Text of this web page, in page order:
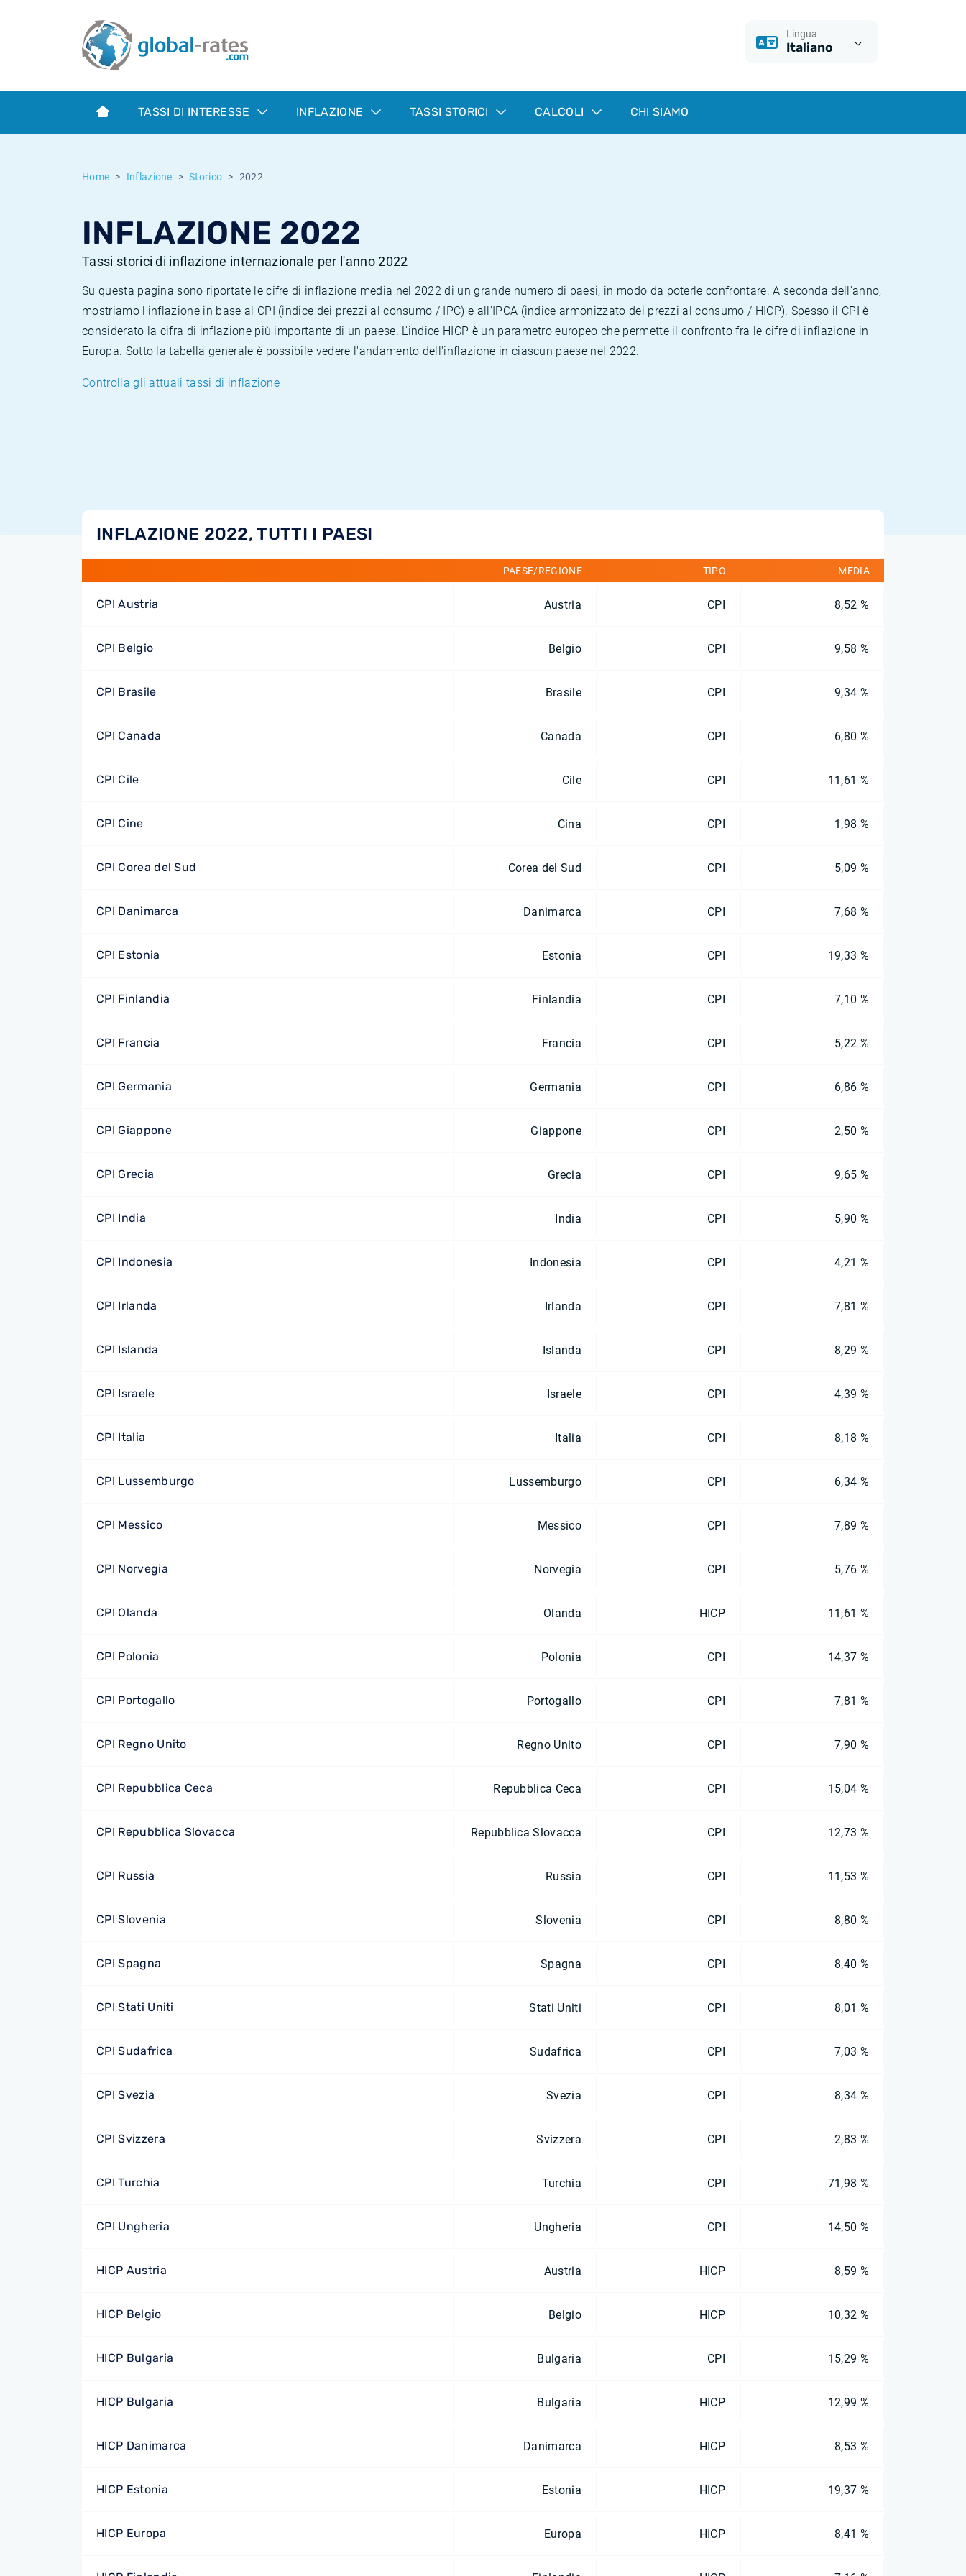
Lingua
Italiano
TASSI DI INTERESSE INFLAZIONE TASSI STORICI CALCOLI CHI SIAMO
Home Inflazione Storico 2022
INFLAZIONE 2022
Tassi storici di inflazione internazionale per l'anno 2022
Su questa pagina sono riportate le cifre di inflazione media nel 2022 di un grande numero di paesi, in modo da poterle confrontare. A seconda dell'anno,
mostriamo l'inflazione in base al CPI (indice dei prezzi al consumo / IPC) e all'IPCA (indice armonizzato dei prezzi al consumo / HICP). Spesso il CPI è
considerato la cifra di inflazione più importante di un paese. L'indice HICP è un parametro europeo che permette il confronto fra le cifre di inflazione in
Europa. Sotto la tabella generale è possibile vedere l'andamento dell'inflazione in ciascun paese nel 2022.
Controlla gli attuali tassi di inflazione
INFLAZIONE 2022, TUTTI I PAESI
PAESE/REGIONE TIPO MEDIA
CPI Austria Austria CPI 8,52 %
CPI Belgio Belgio CPI 9,58 %
CPI Brasile Brasile CPI 9,34 %
CPI Canada Canada CPI 6,80 %
CPI Cile Cile CPI 11,61 %
CPI Cine Cina CPI 1,98 %
CPI Corea del Sud Corea del Sud CPI 5,09 %
CPI Danimarca Danimarca CPI 7,68 %
CPI Estonia Estonia CPI 19,33 %
CPI Finlandia Finlandia CPI 7,10 %
CPI Francia Francia CPI 5,22 %
CPI Germania Germania CPI 6,86 %
CPI Giappone Giappone CPI 2,50 %
CPI Grecia Grecia CPI 9,65 %
CPI India India CPI 5,90 %
CPI Indonesia Indonesia CPI 4,21 %
CPI Irlanda Irlanda CPI 7,81 %
CPI Islanda Islanda CPI 8,29 %
CPI Israele Israele CPI 4,39 %
CPI Italia Italia CPI 8,18 %
CPI Lussemburgo Lussemburgo CPI 6,34 %
CPI Messico Messico CPI 7,89 %
CPI Norvegia Norvegia CPI 5,76 %
CPI Olanda Olanda HICP 11,61 %
CPI Polonia Polonia CPI 14,37 %
CPI Portogallo Portogallo CPI 7,81 %
CPI Regno Unito Regno Unito CPI 7,90 %
CPI Repubblica Ceca Repubblica Ceca CPI 15,04 %
CPI Repubblica Slovacca Repubblica Slovacca CPI 12,73 %
CPI Russia Russia CPI 11,53 %
CPI Slovenia Slovenia CPI 8,80 %
CPI Spagna Spagna CPI 8,40 %
CPI Stati Uniti Stati Uniti CPI 8,01 %
CPI Sudafrica Sudafrica CPI 7,03 %
CPI Svezia Svezia CPI 8,34 %
CPI Svizzera Svizzera CPI 2,83 %
CPI Turchia Turchia CPI 71,98 %
CPI Ungheria Ungheria CPI 14,50 %
HICP Austria Austria HICP 8,59 %
HICP Belgio Belgio HICP 10,32 %
HICP Bulgaria Bulgaria CPI 15,29 %
HICP Bulgaria Bulgaria HICP 12,99 %
HICP Danimarca Danimarca HICP 8,53 %
HICP Estonia Estonia HICP 19,37 %
HICP Europa Europa HICP 8,41 %
Term SOFR
Cos'è l'inflazione CPI?
Cos'è l'inflazione HICP?
Inflazione Svizzera
Tassi storici Euribor
Tassi storici di ESTER
Tassi di inflazione storici
Calcolatore dell’inflazione